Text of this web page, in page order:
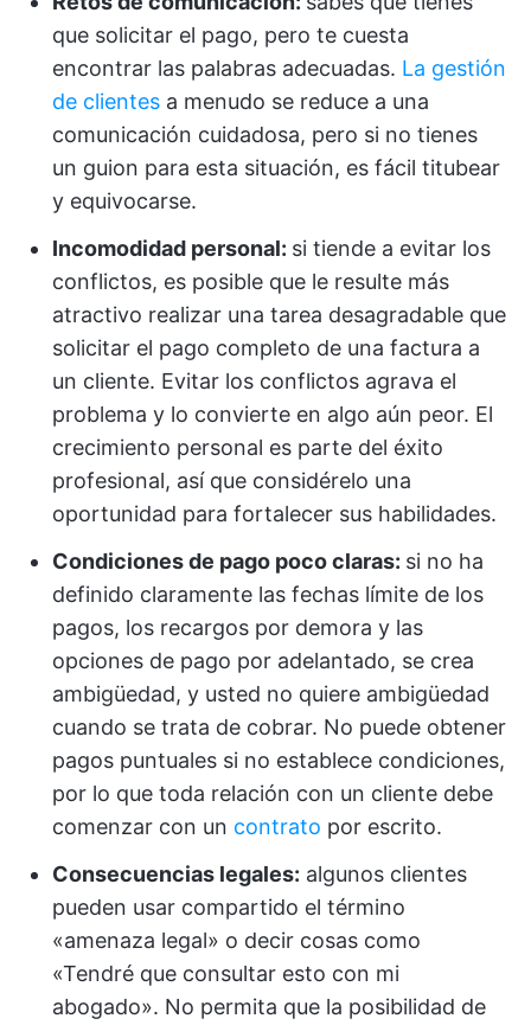
que solicitar el pago, pero te cuesta
encontrar las palabras adecuadas. La gestión
de clientes a menudo se reduce a una
comunicación cuidadosa, pero si no tienes
un guion para esta situación, es fácil titubear
y equivocarse.
Incomodidad personal: si tiende a evitar los
conflictos, es posible que le resulte más
atractivo realizar una tarea desagradable que
solicitar el pago completo de una factura a
un cliente. Evitar los conflictos agrava el
problema y lo convierte en algo aún peor. El
crecimiento personal es parte del éxito
profesional, así que considérelo una
oportunidad para fortalecer sus habilidades.
Condiciones de pago poco claras: si no ha
definido claramente las fechas límite de los
pagos, los recargos por demora y las
opciones de pago por adelantado, se crea
ambigüedad, y usted no quiere ambigüedad
cuando se trata de cobrar. No puede obtener
pagos puntuales si no establece condiciones,
por lo que toda relación con un cliente debe
comenzar con un contrato por escrito.
Consecuencias legales: algunos clientes
pueden usar compartido el término
«amenaza legal» o decir cosas como
«Tendré que consultar esto con mi
abogado». No permita que la posibilidad de